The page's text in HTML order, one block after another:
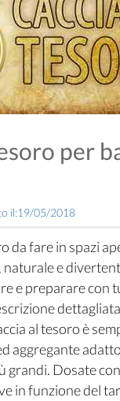
per
il:19/05/2018
da fare in spazi
naturale e
e preparare con
al tesoro è
aggregante
grandi. Dosate
in funzione del